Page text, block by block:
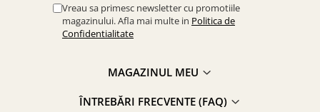
Vreau sa primesc newsletter cu promotiile
magazinului. Afla mai multe in Politica de
Confidentialitate
MAGAZINUL MEU
ÎNTREBĂRI FRECVENTE (FAQ)